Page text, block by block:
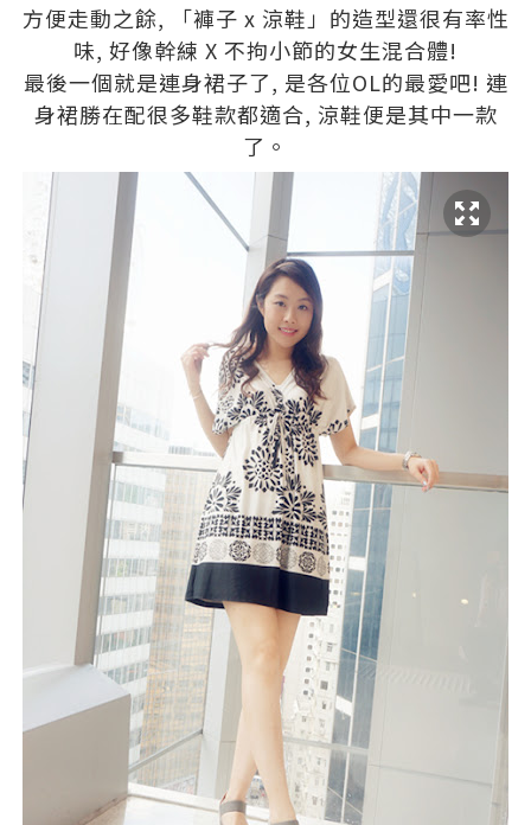
方便走動之餘, 「褲子 x 涼鞋」的造型還很有率性
味, 好像幹練 X 不拘小節的女生混合體!
最後一個就是連身裙子了, 是各位OL的最愛吧! 連
身裙勝在配很多鞋款都適合, 涼鞋便是其中一款
了。